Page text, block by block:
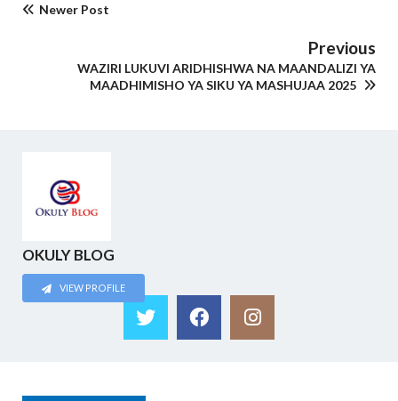
Newer Post
Previous
WAZIRI LUKUVI ARIDHISHWA NA MAANDALIZI YA
MAADHIMISHO YA SIKU YA MASHUJAA 2025
OKULY BLOG
VIEW PROFILE